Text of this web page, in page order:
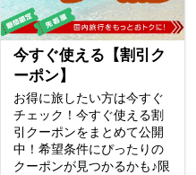
今すぐ使える【割引ク
ーポン】
お得に旅したい方は今すぐ
チェック！今すぐ使える割
引クーポンをまとめて公開
中！希望条件にぴったりの
クーポンが見つかるかも♪限